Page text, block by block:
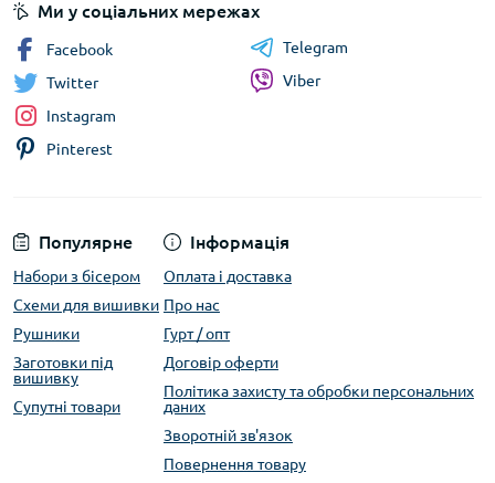
Популярне
Набори з бісером
Схеми для вишивки
Рушники
Заготовки під
вишивку
Супутні товари
Інформація
Оплата і доставка
Про нас
Гурт / опт
Договір оферти
Політика захисту та обробки персональних
даних
Зворотній зв'язок
Повернення товару
Ми у соціальних мережах
Facebook
Twitter
Instagram
Pinterest
Telegram
Viber